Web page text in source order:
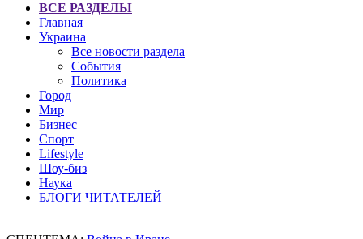
ВСЕ РАЗДЕЛЫ
Главная
Украина
Все новости раздела
События
Политика
Город
Мир
Бизнес
Спорт
Lifestyle
Шоу-биз
Наука
БЛОГИ ЧИТАТЕЛЕЙ